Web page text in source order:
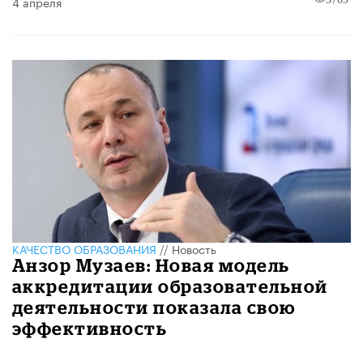
КАЧЕСТВО ОБРАЗОВАНИЯ//Новость
Анзор Музаев: Новая модель
аккредитации образовательной
деятельности показала свою
эффективность